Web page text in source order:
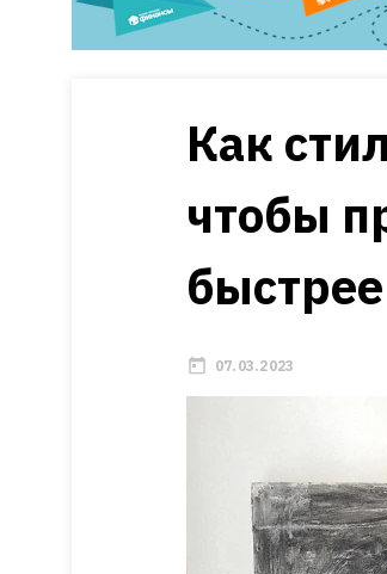
Как
чтобы
быстрее
07.03.2023